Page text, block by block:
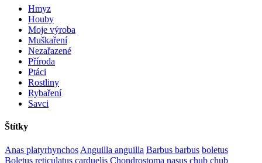
Hmyz
Houby
Moje výroba
Muškaření
Nezařazené
Příroda
Ptáci
Rostliny
Rybaření
Savci
Štítky
Anas platyrhynchos Anguilla anguilla Barbus barbus boletus
Boletus reticulatus carduelis Chondrostoma nasus chub chub